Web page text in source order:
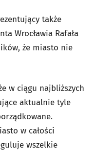
także
Wrocławia Rafała
że miasto nie
w ciągu najbliższych
aktualnie tyle
w całości
wszelkie